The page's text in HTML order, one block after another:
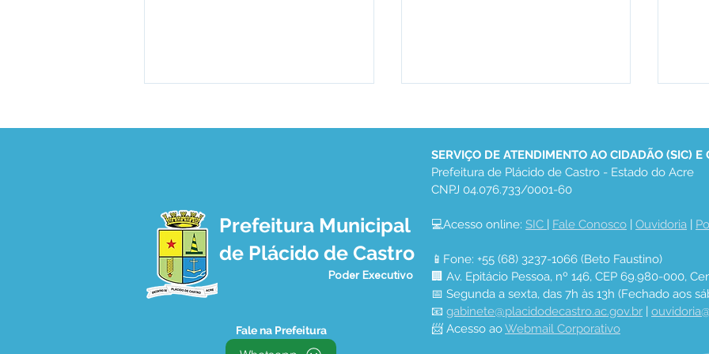
12 de junho: Feliz Dia dos
Namorados!
das Mães!
Prefeitura Municipal
de Plácido de Castro
Poder Executivo
Fale na Prefeitura
SERVIÇO DE ATENDIMENTO AO CIDADÃO (SIC) E
Prefeitura de Plácido de Castro - Estado do Acre
CNPJ 04.076.733/0001-60
💻Acesso online: SIC | Fale Conosco | Ouvidoria |
📱Fone: +55 (68) 3237-1066 (Beto Faustino)
🏢 Av. Epitácio Pessoa, nº 146, CEP 69.980-000,
📅 Segunda a sexta, das 7h às 13h (Fechado aos
📧 gabinete@placidodecastro.ac.gov.br |
📨 Acesso ao Webmail Corporativo